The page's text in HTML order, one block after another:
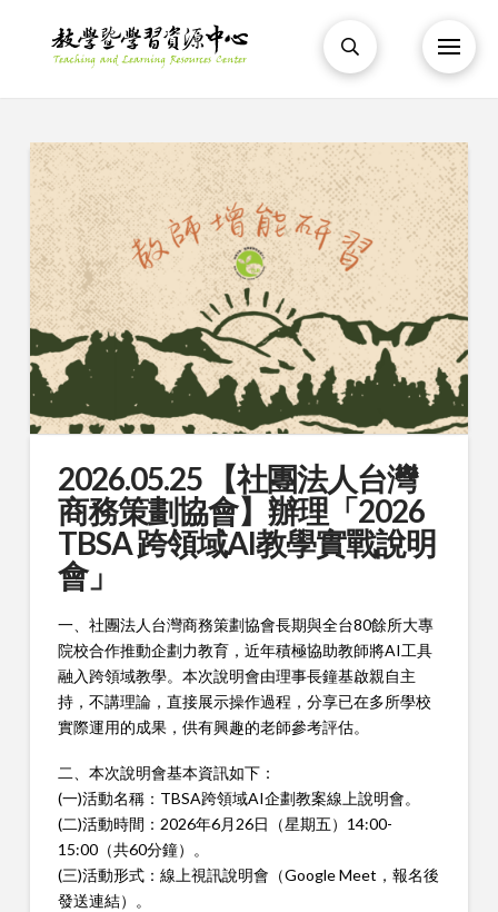
2026.05.25 【社團法人台灣
商務策劃協會】辦理「2026
TBSA 跨領域AI教學實戰說明
會」
一、社團法人台灣商務策劃協會長期與全台80餘所大專
院校合作推動企劃力教育，近年積極協助教師將AI工具
融入跨領域教學。本次說明會由理事長鐘基啟親自主
持，不講理論，直接展示操作過程，分享已在多所學校
實際運用的成果，供有興趣的老師參考評估。
二、本次說明會基本資訊如下：
(一)活動名稱：TBSA跨領域AI企劃教案線上說明會。
(二)活動時間：2026年6月26日（星期五）14:00-
15:00（共60分鐘）。
(三)活動形式：線上視訊說明會（Google Meet，報名後
發送連結）。